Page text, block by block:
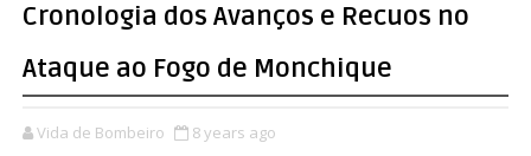
Cronologia dos Avanços e Recuos no
Ataque ao Fogo de Monchique
Vida de Bombeiro 8 years ago